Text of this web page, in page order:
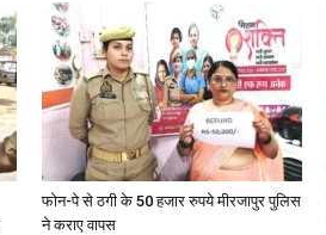
फोन-पे से ठगी के 50 हजार रुपये मीरजापुर पुलिस
ने कराए वापस